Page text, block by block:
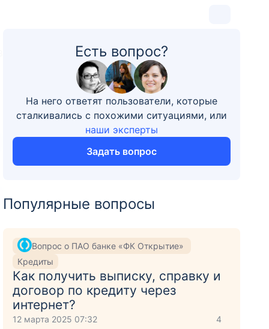
Есть вопрос?
На него ответят пользователи, которые
сталкивались с похожими ситуациями, или
наши эксперты
Задать вопрос
Популярные вопросы
Вопрос о ПАО банке «ФК Открытие»
Кредиты
Как получить выписку, справку и
договор по кредиту через
интернет?
12 марта 2025 07:32 4